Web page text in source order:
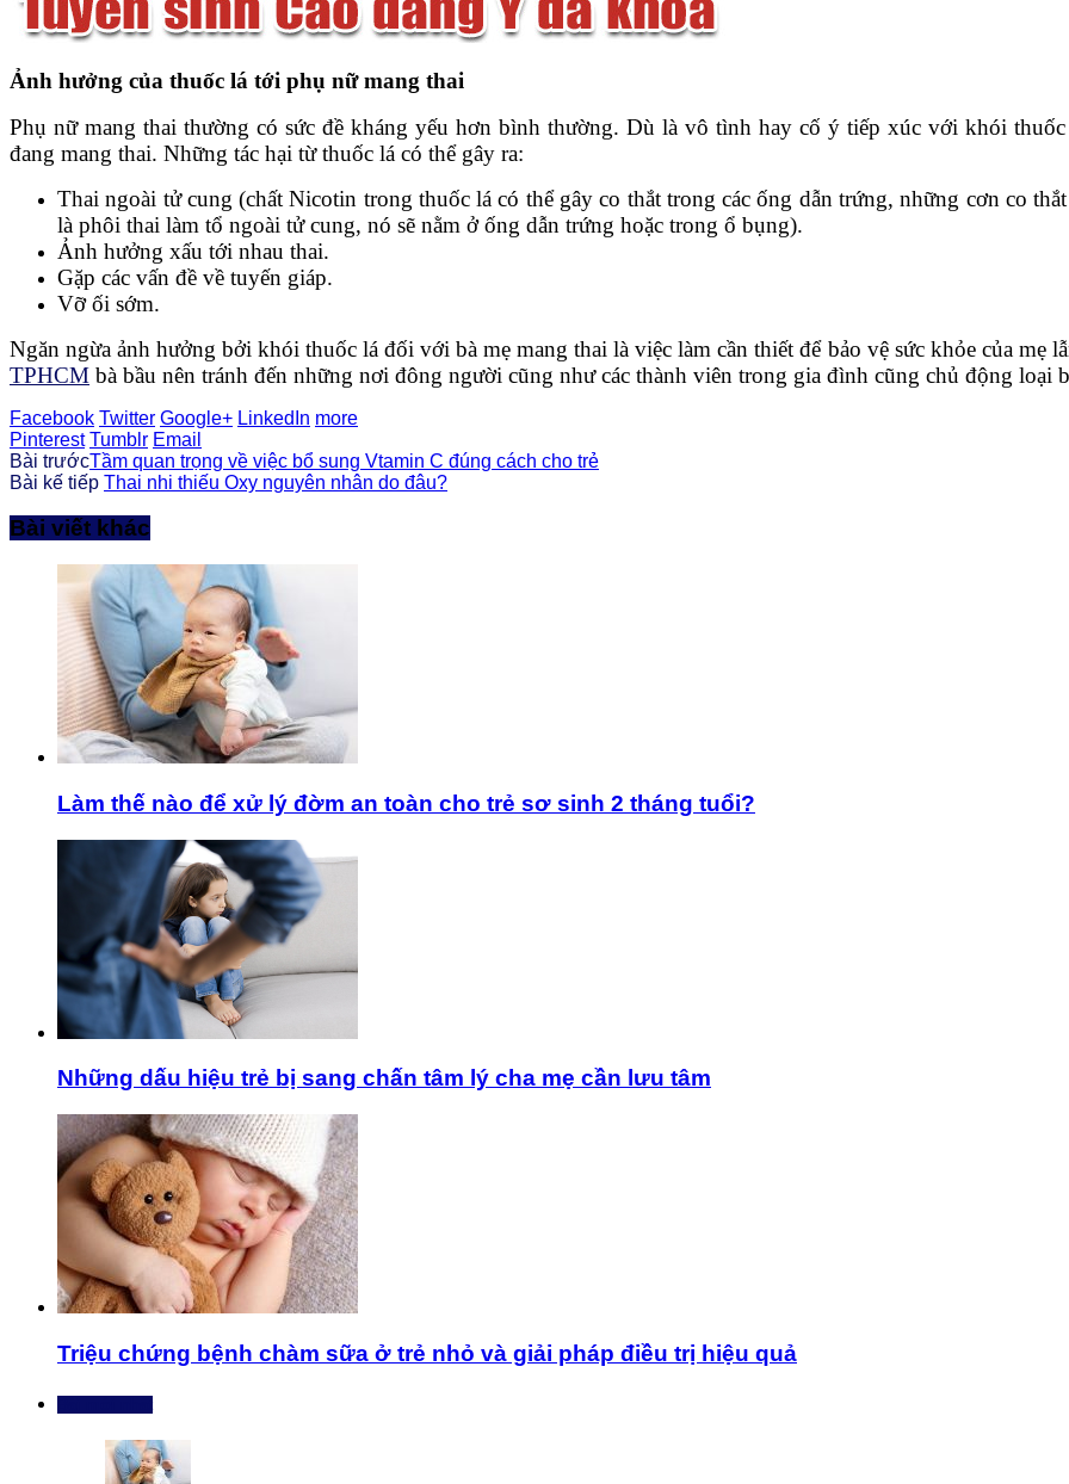
Ảnh hưởng của thuốc lá tới phụ nữ mang thai
Phụ nữ mang thai thường có sức đề kháng yếu hơn bình thường. Dù là vô tình hay cố ý tiếp xúc với khói
đang mang thai. Những tác hại từ thuốc lá có thể gây ra:
Thai ngoài tử cung (chất Nicotin trong thuốc lá có thể gây co thắt trong các ống dẫn trứng, những cơn co
là phôi thai làm tổ ngoài tử cung, nó sẽ nằm ở ống dẫn trứng hoặc trong ổ bụng).
Ảnh hưởng xấu tới nhau thai.
Gặp các vấn đề về tuyến giáp.
Vỡ ối sớm.
Ngăn ngừa ảnh hưởng bởi khói thuốc lá đối với bà mẹ mang thai là việc làm cần thiết để bảo vệ sức khỏe của mẹ
TPHCM bà bầu nên tránh đến những nơi đông người cũng như các thành viên trong gia đình cũng chủ động
Facebook Twitter Google+ LinkedIn more
Pinterest Tumblr Email
Bài trướcTầm quan trọng về việc bổ sung Vtamin C đúng cách cho trẻ
Bài kế tiếp Thai nhi thiếu Oxy nguyên nhân do đâu?
Bài viết khác
Làm thế nào để xử lý đờm an toàn cho trẻ sơ sinh 2 tháng tuổi?
Những dấu hiệu trẻ bị sang chấn tâm lý cha mẹ cần lưu tâm
Triệu chứng bệnh chàm sữa ở trẻ nhỏ và giải pháp điều trị hiệu quả